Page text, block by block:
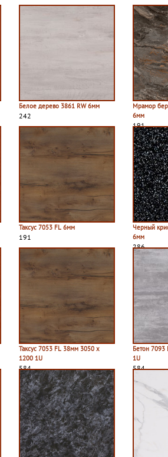
Белое дерево 3861 RW 6мм
242
Мрамор
6мм
191
Таксус 7053 FL 6мм
191
Черный
6мм
286
Таксус 7053 FL 38мм 3050 х
1200 1U
584
Бетон
1U
584